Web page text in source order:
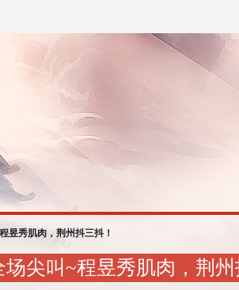
昱秀肌肉，荆州抖三抖！
尖叫~程昱秀肌肉，荆州